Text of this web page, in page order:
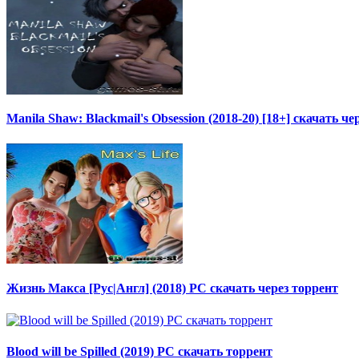
Manila Shaw: Blackmail's Obsession (2018-20) [18+] скачать
Жизнь Макса [Рус|Англ] (2018) PC скачать через торрент
Blood will be Spilled (2019) PC скачать торрент